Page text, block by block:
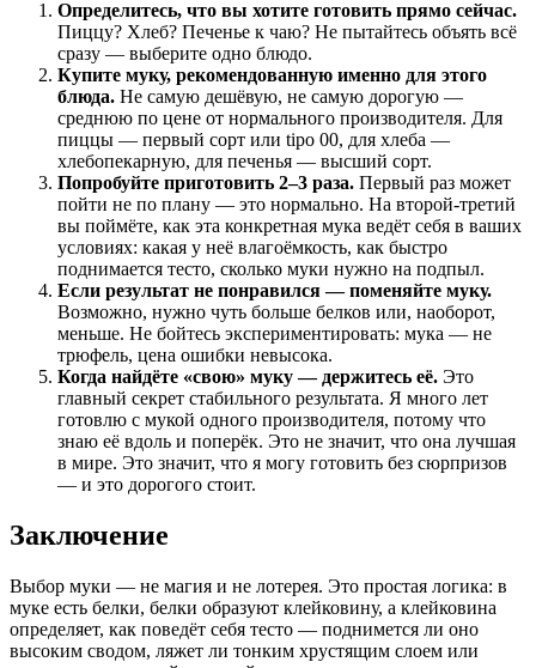
Определитесь, что вы хотите готовить прямо сейчас.
Пиццу? Хлеб? Печенье к чаю? Не пытайтесь объять всё
сразу — выберите одно блюдо.
Купите муку, рекомендованную именно для этого
блюда. Не самую дешёвую, не самую дорогую —
среднюю по цене от нормального производителя. Для
пиццы — первый сорт или tipo 00, для хлеба —
хлебопекарную, для печенья — высший сорт.
Попробуйте приготовить 2–3 раза. Первый раз может
пойти не по плану — это нормально. На второй-третий
вы поймёте, как эта конкретная мука ведёт себя в ваших
условиях: какая у неё влагоёмкость, как быстро
поднимается тесто, сколько муки нужно на подпыл.
Если результат не понравился — поменяйте муку.
Возможно, нужно чуть больше белков или, наоборот,
меньше. Не бойтесь экспериментировать: мука — не
трюфель, цена ошибки невысока.
Когда найдёте «свою» муку — держитесь её. Это
главный секрет стабильного результата. Я много лет
готовлю с мукой одного производителя, потому что
знаю её вдоль и поперёк. Это не значит, что она лучшая
в мире. Это значит, что я могу готовить без сюрпризов
— и это дорогого стоит.
Заключение
Выбор муки — не магия и не лотерея. Это простая логика: в
муке есть белки, белки образуют клейковину, а клейковина
определяет, как поведёт себя тесто — поднимется ли оно
высоким сводом, ляжет ли тонким хрустящим слоем или